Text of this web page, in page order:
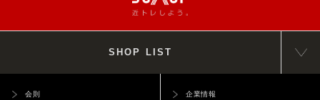
SHOP LIST
会則 企業情報